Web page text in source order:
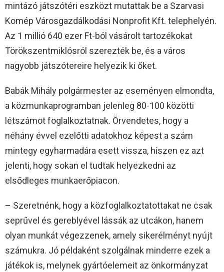
mintázó játszótéri eszközt mutattak be a Szarvasi
Komép Városgazdálkodási Nonprofit Kft. telephelyén.
Az 1 millió 640 ezer Ft-ból vásárolt tartozékokat
Törökszentmiklósról szerezték be, és a város
nagyobb játszótereire helyezik ki őket.
Babák Mihály polgármester az eseményen elmondta,
a közmunkaprogramban jelenleg 80-100 közötti
létszámot foglalkoztatnak. Örvendetes, hogy a
néhány évvel ezelőtti adatokhoz képest a szám
mintegy egyharmadára esett vissza, hiszen ez azt
jelenti, hogy sokan el tudtak helyezkedni az
elsődleges munkaerőpiacon.
– Szeretnénk, hogy a közfoglalkoztatottakat ne csak
seprűvel és gereblyével lássák az utcákon, hanem
olyan munkát végezzenek, amely sikerélményt nyújt
számukra. Jó példaként szolgálnak minderre ezek a
játékok is, melynek gyártóelemeit az önkormányzat